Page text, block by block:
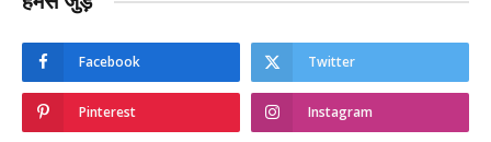
Facebook Twitter
Pinterest Instagram